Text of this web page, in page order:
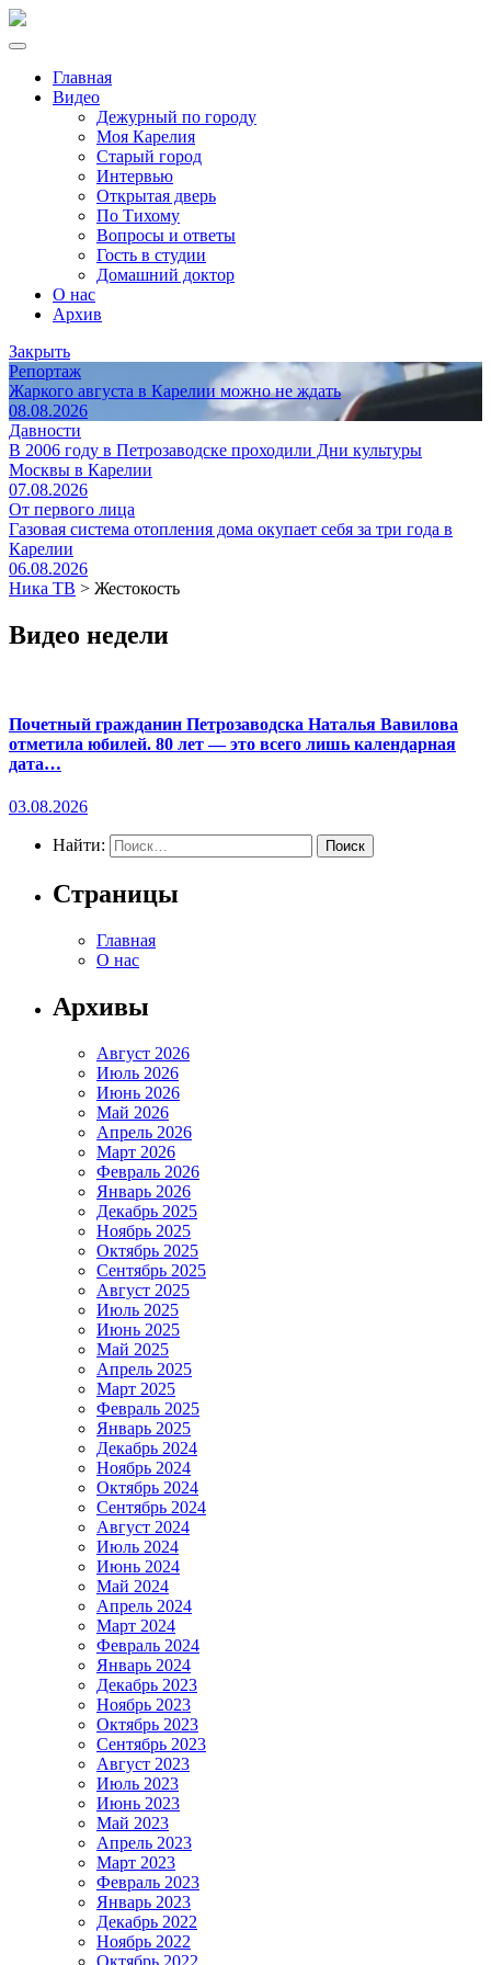
Главная
Видео
Дежурный по городу
Моя Карелия
Старый город
Интервью
Открытая дверь
По Тихому
Вопросы и ответы
Гость в студии
Домашний доктор
О нас
Архив
Закрыть
Репортаж
Жаркого августа в Карелии можно не ждать
08.08.2026
Давности
В 2006 году в Петрозаводске проходили Дни культуры
Москвы в Карелии
07.08.2026
От первого лица
Газовая система отопления дома окупает себя за три года в
Карелии
06.08.2026
Ника ТВ > Жестокость
Видео недели
Почетный гражданин Петрозаводска Наталья Вавилова
отметила юбилей. 80 лет — это всего лишь календарная
дата…
03.08.2026
Найти:
Страницы
Главная
О нас
Архивы
Август 2026
Июль 2026
Июнь 2026
Май 2026
Апрель 2026
Март 2026
Февраль 2026
Январь 2026
Декабрь 2025
Ноябрь 2025
Октябрь 2025
Сентябрь 2025
Август 2025
Июль 2025
Июнь 2025
Май 2025
Апрель 2025
Март 2025
Февраль 2025
Январь 2025
Декабрь 2024
Ноябрь 2024
Октябрь 2024
Сентябрь 2024
Август 2024
Июль 2024
Июнь 2024
Май 2024
Апрель 2024
Март 2024
Февраль 2024
Январь 2024
Декабрь 2023
Ноябрь 2023
Октябрь 2023
Сентябрь 2023
Август 2023
Июль 2023
Июнь 2023
Май 2023
Апрель 2023
Март 2023
Февраль 2023
Январь 2023
Декабрь 2022
Ноябрь 2022
Октябрь 2022